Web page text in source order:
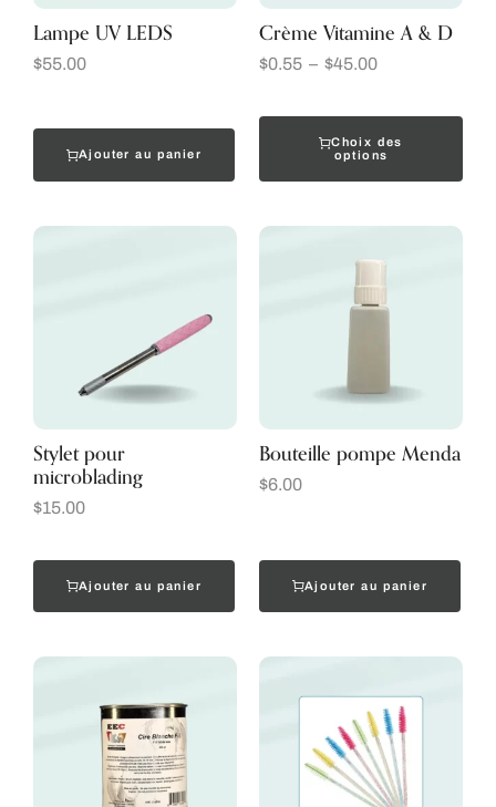
Lampe UV LEDS
$55.00
Ajouter au panier
Crème Vitamine A & D
$0.55 – $45.00
Choix des
options
Stylet pour
microblading
$15.00
Ajouter au panier
Bouteille pompe Menda
$6.00
Ajouter au panier